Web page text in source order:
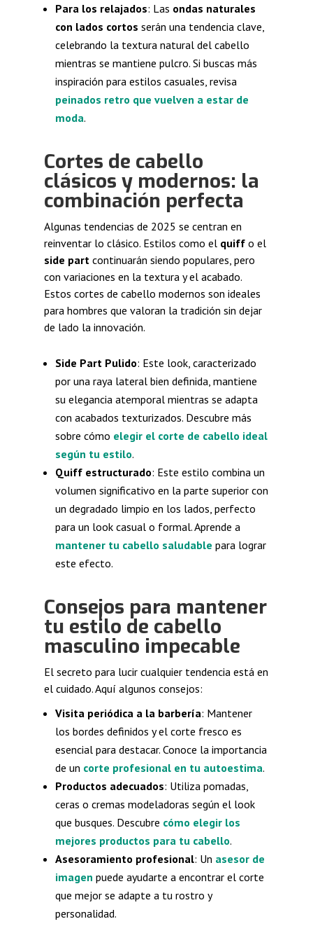
Para los relajados: Las ondas naturales
con lados cortos serán una tendencia clave,
celebrando la textura natural del cabello
mientras se mantiene pulcro. Si buscas más
inspiración para estilos casuales, revisa
peinados retro que vuelven a estar de
moda.
Cortes de cabello
clásicos y modernos: la
combinación perfecta
Algunas tendencias de 2025 se centran en
reinventar lo clásico. Estilos como el quiffo el
side part continuarán siendo populares, pero
con variaciones en la textura y el acabado.
Estos cortes de cabello modernos son ideales
para hombres que valoran la tradición sin dejar
de lado la innovación.
Side Part Pulido: Este look, caracterizado
por una raya lateral bien definida, mantiene
su elegancia atemporal mientras se adapta
con acabados texturizados. Descubre más
sobre cómo elegir el corte de cabello ideal
según tu estilo.
Quiff estructurado: Este estilo combina un
volumen significativo en la parte superior con
un degradado limpio en los lados, perfecto
para un look casual o formal. Aprende a
mantener tu cabello saludable para lograr
este efecto.
Consejos para mantener
tu estilo de cabello
masculino impecable
El secreto para lucir cualquier tendencia está en
el cuidado. Aquí algunos consejos:
Visita periódica a la barbería: Mantener
los bordes definidos y el corte fresco es
esencial para destacar. Conoce la importancia
de un corte profesional en tu autoestima.
Productos adecuados: Utiliza pomadas,
ceras o cremas modeladoras según el look
que busques. Descubre cómo elegir los
mejores productos para tu cabello.
Asesoramiento profesional: Un asesor de
imagen puede ayudarte a encontrar el corte
que mejor se adapte a tu rostro y
personalidad.